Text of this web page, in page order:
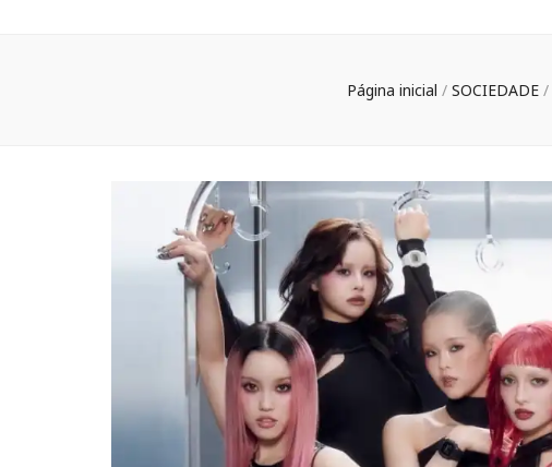
Página inicial / SOCIEDADE /